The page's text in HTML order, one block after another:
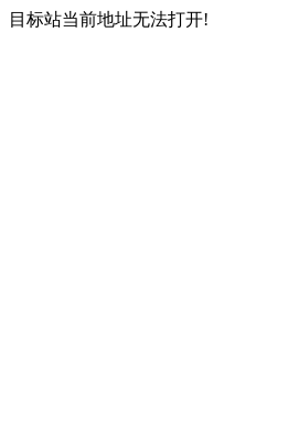
目标站当前地址无法打开!